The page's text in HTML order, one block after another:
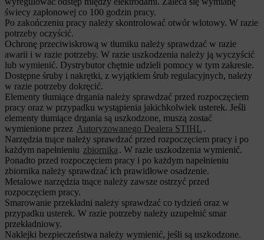
świecy zapłonowej co 100 godzin pracy.
Po zakończeniu pracy należy skontrolować otwór wlotowy. W razie
potrzeby oczyścić.
Ochronę przeciwiskrową w tłumiku należy sprawdzać w razie
awarii i w razie potrzeby. W razie uszkodzenia należy ją wyczyścić
lub wymienić. Dystrybutor chętnie udzieli pomocy w tym zakresie.
Dostępne śruby i nakrętki, z wyjątkiem śrub regulacyjnych, należy
w razie potrzeby dokręcić.
Elementy tłumiące drgania należy sprawdzać przed rozpoczęciem
pracy oraz w przypadku wystąpienia jakichkolwiek usterek. Jeśli
elementy tłumiące drgania są uszkodzone, muszą zostać
wymienione przez Autoryzowanego Dealera STIHL .
Narzędzia tnące należy sprawdzać przed rozpoczęciem pracy i po
każdym napełnieniu zbiornika . W razie uszkodzenia wymienić.
Ponadto przed rozpoczęciem pracy i po każdym napełnieniu
zbiornika należy sprawdzać ich prawidłowe osadzenie.
Metalowe narzędzia tnące należy zawsze ostrzyć przed
rozpoczęciem pracy.
Smarowanie przekładni należy sprawdzać co tydzień oraz w
przypadku usterek. W razie potrzeby należy uzupełnić smar
przekładniowy.
Naklejki bezpieczeństwa należy wymienić, jeśli są uszkodzone.